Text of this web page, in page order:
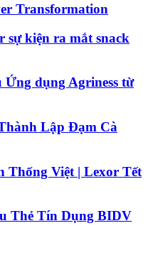
Transformation
sự kiện ra mắt snack
dụng Agriness từ
Lập Đạm Cà
Thống Việt | Lexor Tết
Thẻ Tín Dụng BIDV